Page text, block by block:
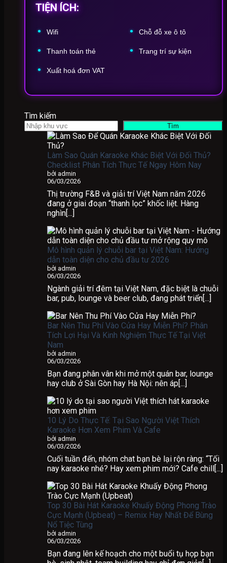
TIỆN ÍCH:
Wifi Chỗ đỗ xe ô tô
Thanhtoánthẻ Trang trí sự kiện
Xuất hoáđơnVAT
Tìm kiếm
Tìm
Làm Sao Quán Karaoke Khác Biệt Với Đối Thủ?
Checklist Phân Tích Thực Tế Ngay Hôm Nay
bởi admin
06/03/2026
Thị trường F&B và giải trí Việt Nam năm 2026
đang ở giai đoạn “thanh lọc” khốc liệt. Hàng
nghìn[...]
Mô hình quản lý chuỗi bar tại Việt Nam: Hướng
dẫn toàn diện cho chủ đầu tư 2026
bởi admin
06/03/2026
Ngành giải trí đêm tại Việt Nam, đặc biệt là chuỗi
bar, pub, lounge và beer club, đang phát triển[...]
Bar Nên Thu Phí Vào Cửa Hay Miễn Phí? Phân
Tích Lợi Hại Và Kinh Nghiệm Thực Tế Tại Việt
Nam
bởi admin
06/03/2026
Bạn đang phân vân khi mở một quán bar, lounge
hay club ở Sài Gòn hay Hà Nội: nên áp[...]
10 Lý Do Thực Tế: Tại Sao Người Việt Thích
Karaoke Hơn Xem Phim Và Cafe
bởi admin
06/03/2026
Cuối tuần đến, nhóm chat bạn bè lại rộn ràng: “Tối
nay karaoke nhé? Hay xem phim mới? Cafe chill[...]
Top 30 Bài Hát Karaoke Khuấy Động Phong Trào
Cực Mạnh (Upbeat) – Remix Hay Nhất Để Bùng
Nổ Tiệc Tùng
bởi admin
06/03/2026
Bạn đang lên kế hoạch cho một buổi tụ họp bạn